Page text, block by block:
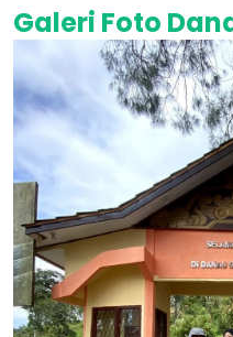
Galeri Foto